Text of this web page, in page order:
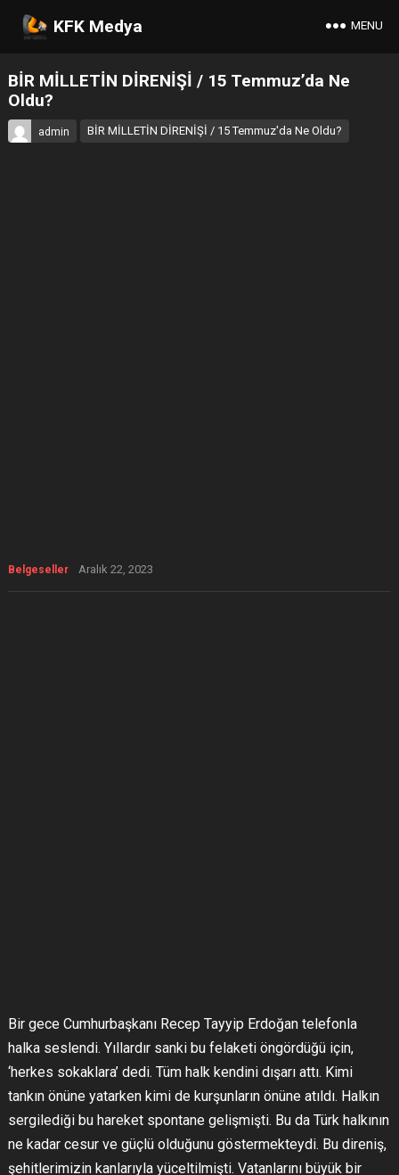
KFK Medya MENU
BİR MİLLETİN DİRENİŞİ / 15 Temmuz’da Ne
Oldu?
admin BİR MİLLETİN DİRENİŞİ / 15 Temmuz'da Ne Oldu?
Belgeseller Aralık 22, 2023
Bir gece Cumhurbaşkanı Recep Tayyip Erdoğan telefonla
halka seslendi. Yıllardır sanki bu felaketi öngördüğü için,
‘herkes sokaklara’ dedi. Tüm halk kendini dışarı attı. Kimi
tankın önüne yatarken kimi de kurşunların önüne atıldı. Halkın
sergilediği bu hareket spontane gelişmişti. Bu da Türk halkının
ne kadar cesur ve güçlü olduğunu göstermekteydi. Bu direniş,
şehitlerimizin kanlarıyla yüceltilmişti. Vatanlarını büyük bir